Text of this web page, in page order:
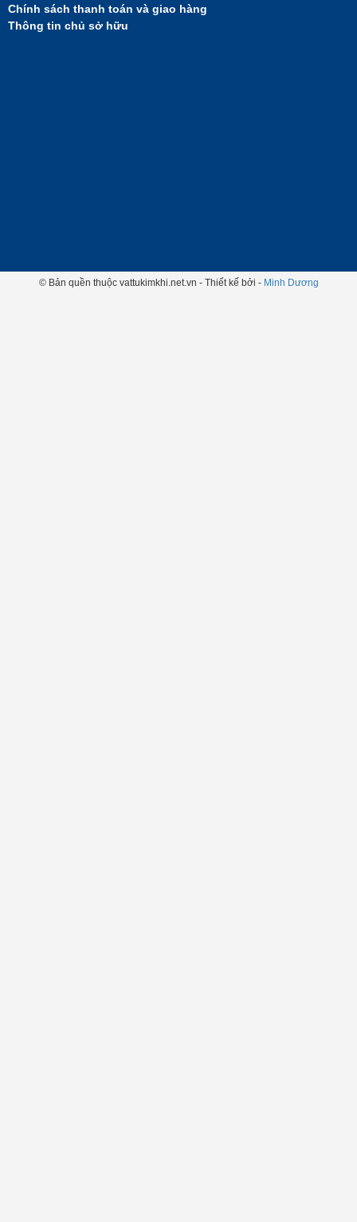
Chính sách thanh toán và giao hàng
Thông tin chủ sở hữu
© Bản quền thuộc vattukimkhi.net.vn - Thiết kế bởi - Minh Dương